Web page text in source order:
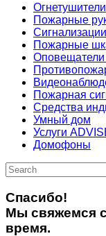
Огнетушители
Пожарные
Сигнализации
Пожарные
Оповещатели
Пожарная
Средства
Умный дом
Услуги
Домофоны
Спасибо!
Мы свяжемся
время.